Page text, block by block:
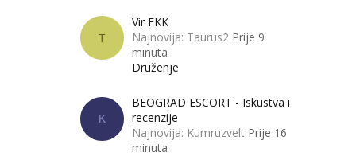
T
Vir FKK
Najnovija: Taurus2 Prije 9
minuta
Druženje
K
BEOGRAD ESCORT - Iskustva i
recenzije
Najnovija: Kumruzvelt Prije 16
minuta